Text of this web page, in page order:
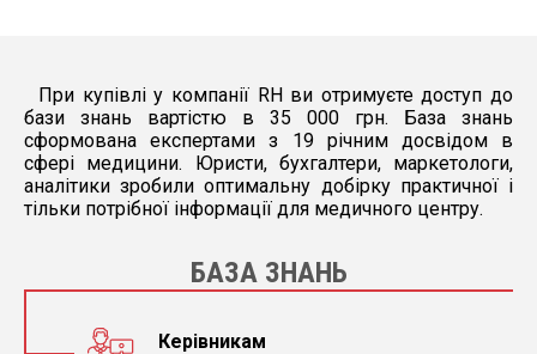
При купівлі у компанії RH ви отримуєте доступ до
бази знань вартістю в 35 000 грн. База знань
сформована експертами з 19 річним досвідом в
сфері медицини. Юристи, бухгалтери, маркетологи,
аналітики зробили оптимальну добірку практичної і
тільки потрібної інформації для медичного центру.
БАЗА ЗНАНЬ
Керівникам